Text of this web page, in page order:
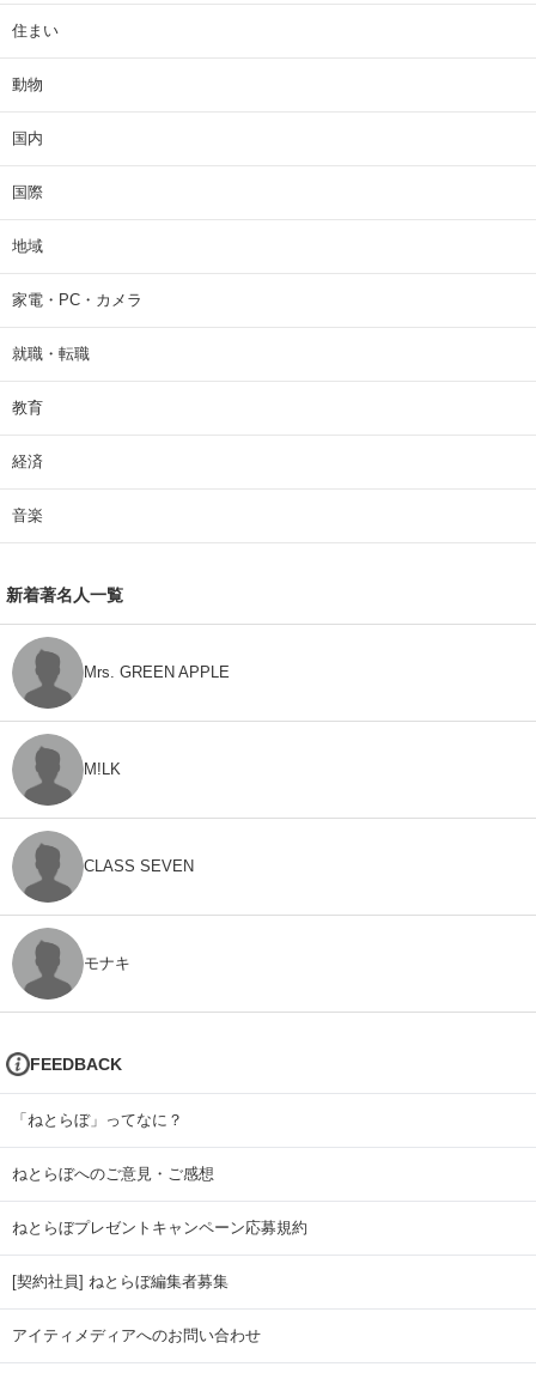
住まい
動物
国内
国際
地域
家電・PC・カメラ
就職・転職
教育
経済
音楽
新着著名人一覧
Mrs. GREEN APPLE
M!LK
CLASS SEVEN
モナキ
FEEDBACK
「ねとらぼ」ってなに？
ねとらぼへのご意見・ご感想
ねとらぼプレゼントキャンペーン応募規約
[契約社員] ねとらぼ編集者募集
アイティメディアへのお問い合わせ